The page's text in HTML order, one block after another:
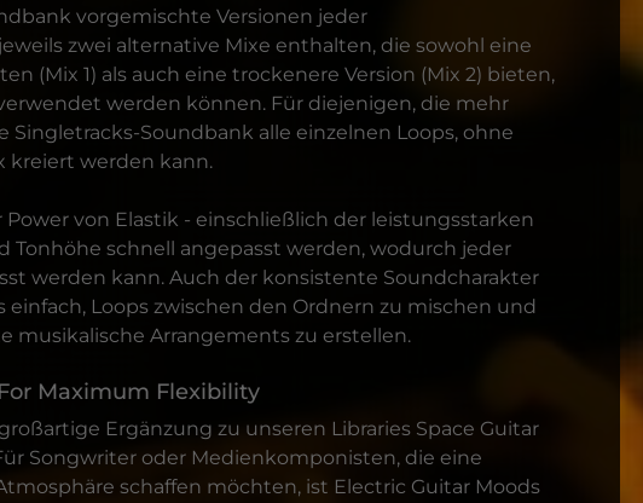
vorgemischte Versionen jeder
zwei alternative Mixe enthalten, die sowohl eine
(Mix 1) als auch eine trockenere Version (Mix 2) bieten,
werden können. Für diejenigen, die mehr
Soundbank alle einzelnen Loops, ohne
kreiert werden kann.
von Elastik - einschließlich der leistungsstarken
Tonhöhe schnell angepasst werden, wodurch jeder
werden kann. Auch der konsistente Soundcharakter
einfach, Loops zwischen den Ordnern zu mischen und
musikalische Arrangements zu erstellen.
Maximum Flexibility
Ergänzung zu unseren Libraries Space Guitar
Songwriter oder Medienkomponisten, die eine
schaffen möchten, ist Electric Guitar Moods